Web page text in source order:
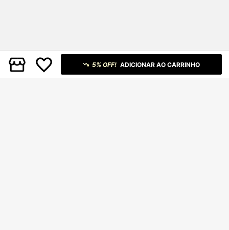
5% OFF! ADICIONAR AO CARRINHO